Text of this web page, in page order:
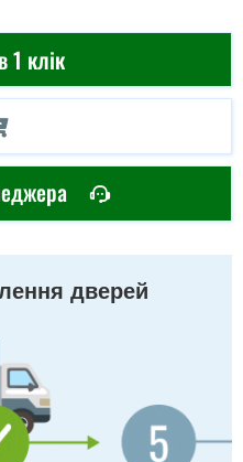
1 клік
дверей